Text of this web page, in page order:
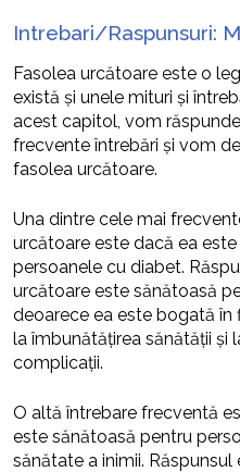
Intrebari/Raspunsuri:
Fasolea urcătoare este o
există și unele mituri și
acest capitol, vom
frecvente întrebări și vom
fasolea urcătoare.
Una dintre cele mai
urcătoare este dacă ea
persoanele cu diabet.
urcătoare este sănătoasă
deoarece ea este bogată în
la îmbunătățirea sănătății și
complicații.
O altă întrebare frecventă
este sănătoasă pentru
sănătate a inimii.